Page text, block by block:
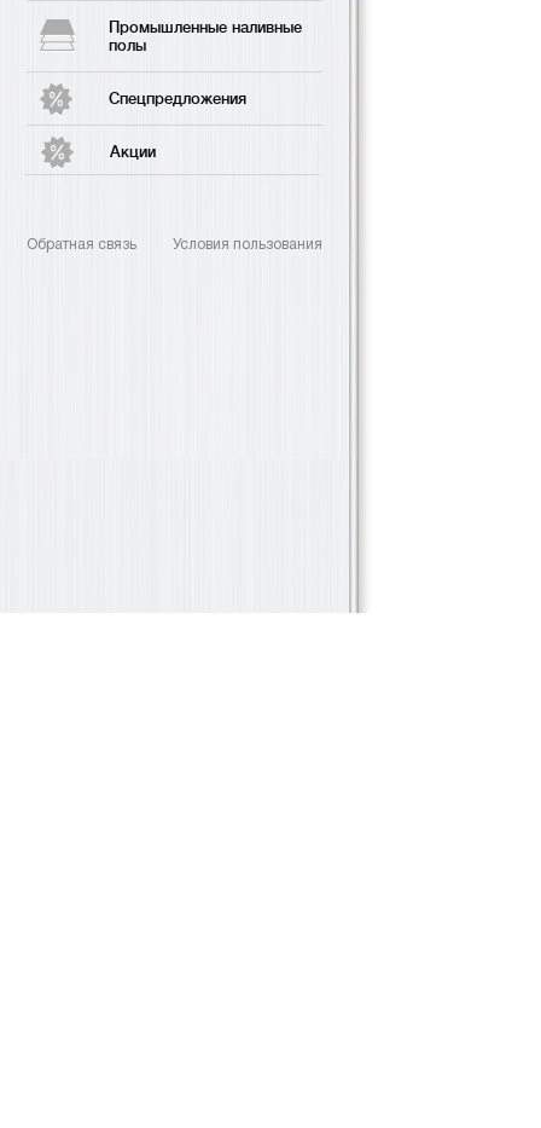
Промышленные наливные
полы
Спецпредложения
Акции
Обратная связь Условия пользования